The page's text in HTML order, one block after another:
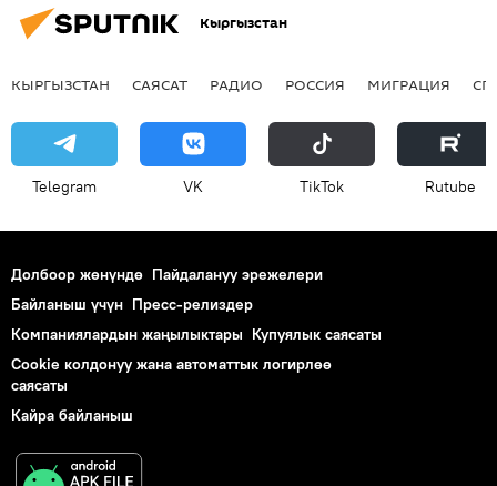
Кыргызстан
КЫРГЫЗСТАН САЯСАТ РАДИО РОССИЯ МИГРАЦИЯ
Telegram VK ТikТоk Rutube
Долбоор жөнүндө Пайдалануу эрежелери
Байланыш үчүн Пресс-релиздер
Компаниялардын жаңылыктары Купуялык саясаты
Cookie колдонуу жана автоматтык логирлөө
саясаты
Кайра байланыш